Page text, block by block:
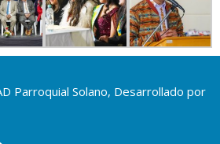
Parroquial Solano, Desarrollado por